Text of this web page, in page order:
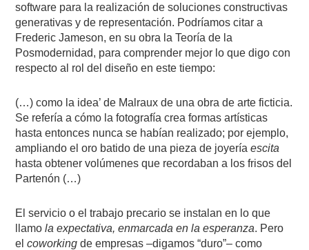
software para la realización de soluciones constructivas
generativas y de representación. Podríamos citar a
Frederic Jameson, en su obra la Teoría de la
Posmodernidad, para comprender mejor lo que digo con
respecto al rol del diseño en este tiempo:
(…) como la idea’ de Malraux de una obra de arte ficticia.
Se refería a cómo la fotografía crea formas artísticas
hasta entonces nunca se habían realizado; por ejemplo,
ampliando el oro batido de una pieza de joyería escita
hasta obtener volúmenes que recordaban a los frisos del
Partenón (…)
El servicio o el trabajo precario se instalan en lo que
llamola expectativa, enmarcada en la esperanza. Pero
elcoworking de empresas –digamos “duro”– como